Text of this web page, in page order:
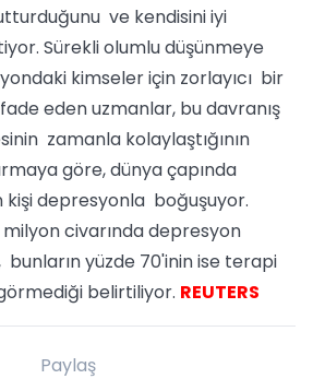
ve kendisini iyi
Sürekli olumlu düşünmeye
kimseler için zorlayıcı bir
eden uzmanlar, bu davranış
zamanla kolaylaştığının
göre, dünya çapında
kişi depresyonla boğuşuyor.
milyon civarında depresyon
bunların yüzde 70'inin ise terapi
belirtiliyor. REUTERS
Paylaş